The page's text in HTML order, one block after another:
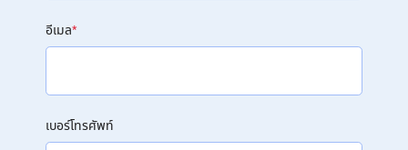
อีเมล*
เบอร์โทรศัพท์